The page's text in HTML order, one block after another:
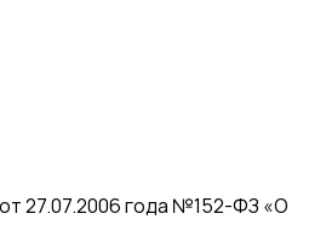
27.07.2006 года №152-ФЗ «О